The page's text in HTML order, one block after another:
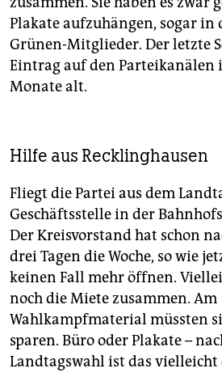
Plakate aufzuhängen, sogar in
Grünen-Mitglieder. Der letzte
Eintrag auf den Parteikanälen
Monate alt.
Hilfe aus Recklinghausen
Fliegt die Partei aus dem
Geschäftsstelle in der
Der Kreisvorstand hat schon
drei Tagen die Woche, so wie
keinen Fall mehr öffnen.
noch die Miete zusammen. Am
Wahlkampfmaterial müssten
sparen. Büro oder Plakate –
Landtagswahl ist das vielleicht